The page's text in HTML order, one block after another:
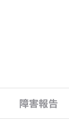
障害報告